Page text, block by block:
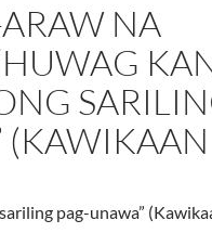
NA
pag-unawa”